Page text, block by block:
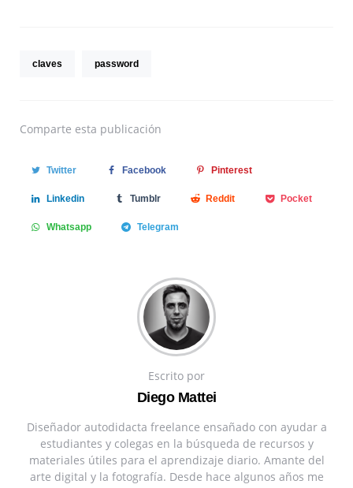
claves password
Comparte esta publicación
Twitter Facebook Pinterest
Linkedin Tumblr Reddit Pocket
Whatsapp Telegram
Escrito por
Diego Mattei
Diseñador autodidacta freelance ensañado con ayudar a
estudiantes y colegas en la búsqueda de recursos y
materiales útiles para el aprendizaje diario. Amante del
arte digital y la fotografía. Desde hace algunos años me